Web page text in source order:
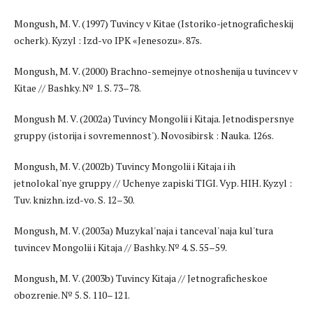
Mongush, M. V. (1997) Tuvincy v Kitae (Istoriko-jetnograficheskij
ocherk). Kyzyl : Izd-vo IPK «Jenesozu». 87s.
Mongush, M. V. (2000) Brachno-semejnye otnoshenija u tuvincev v
Kitae // Bashky. № 1. S. 73–78.
Mongush M. V. (2002a) Tuvincy Mongolii i Kitaja. Jetnodispersnye
gruppy (istorija i sovremennost'). Novosibirsk : Nauka. 126s.
Mongush, M. V. (2002b) Tuvincy Mongolii i Kitaja i ih
jetnolokal'nye gruppy // Uchenye zapiski TIGI. Vyp. HIH. Kyzyl :
Tuv. knizhn. izd-vo. S. 12–30.
Mongush, M. V. (2003a) Muzykal'naja i tanceval'naja kul'tura
tuvincev Mongolii i Kitaja // Bashky. № 4. S. 55–59.
Mongush, M. V. (2003b) Tuvincy Kitaja // Jetnograficheskoe
obozrenie. № 5. S. 110–121.